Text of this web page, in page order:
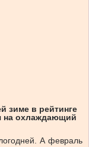
зиме в рейтинге
на охлаждающий
А февраль